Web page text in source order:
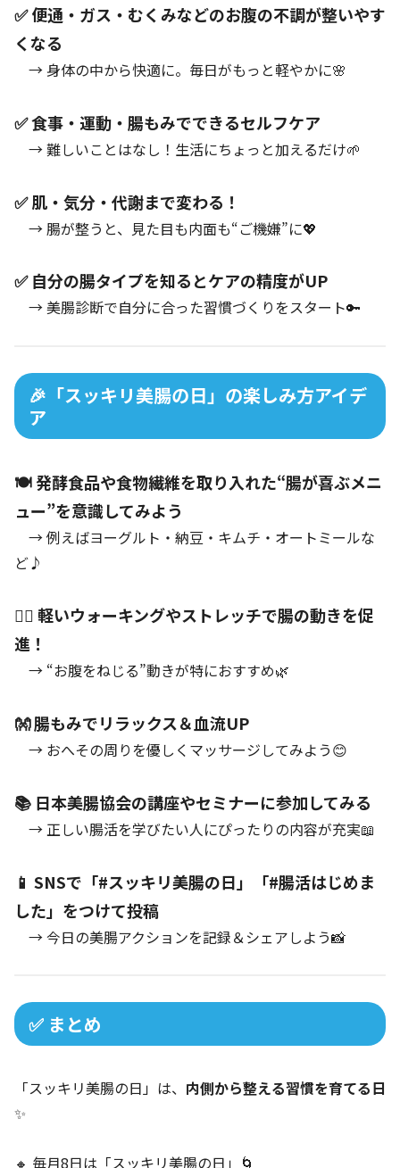
✅ 便通・ガス・むくみなどのお腹の不調が整いやす
くなる
→ 身体の中から快適に。毎日がもっと軽やかに🌸
✅ 食事・運動・腸もみでできるセルフケア
→ 難しいことはなし！生活にちょっと加えるだけ🌱
✅ 肌・気分・代謝まで変わる！
→ 腸が整うと、見た目も内面も“ご機嫌”に💖
✅ 自分の腸タイプを知るとケアの精度がUP
→ 美腸診断で自分に合った習慣づくりをスタート🔑
🎉「スッキリ美腸の日」の楽しみ方アイデ
ア
🍽️ 発酵食品や食物繊維を取り入れた“腸が喜ぶメニ
ュー”を意識してみよう
→ 例えばヨーグルト・納豆・キムチ・オートミールな
ど♪
🏃‍♀️ 軽いウォーキングやストレッチで腸の動きを促
進！
→ “お腹をねじる”動きが特におすすめ🌿
👐 腸もみでリラックス＆血流UP
→ おへその周りを優しくマッサージしてみよう😊
📚 日本美腸協会の講座やセミナーに参加してみる
→ 正しい腸活を学びたい人にぴったりの内容が充実📖
📱 SNSで「#スッキリ美腸の日」「#腸活はじめま
した」をつけて投稿
→ 今日の美腸アクションを記録＆シェアしよう📸
✅ まとめ
「スッキリ美腸の日」は、 内側から整える習慣を育てる日
✨
🔸 毎月8日は「スッキリ美腸の日」🌀